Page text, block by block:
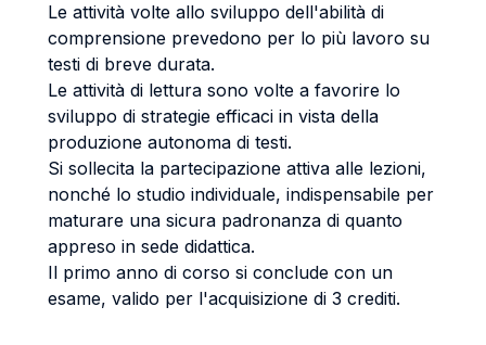
Le attività volte allo sviluppo dell'abilità di
comprensione prevedono per lo più lavoro su
testi di breve durata.
Le attività di lettura sono volte a favorire lo
sviluppo di strategie efficaci in vista della
produzione autonoma di testi.
Si sollecita la partecipazione attiva alle lezioni,
nonché lo studio individuale, indispensabile per
maturare una sicura padronanza di quanto
appreso in sede didattica.
Il primo anno di corso si conclude con un
esame, valido per l'acquisizione di 3 crediti.